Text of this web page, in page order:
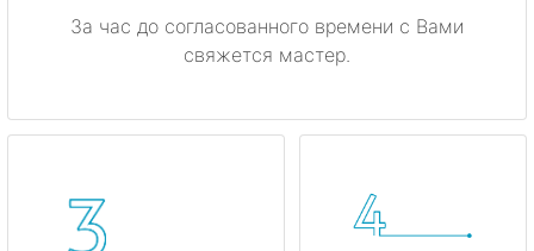
За час до согласованного времени с Вами
свяжется мастер.